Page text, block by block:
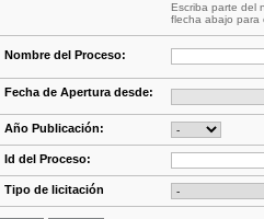
Escriba parte del
flecha abajo para
Nombre del Proceso:
Fecha de Apertura desde:
Año Publicación:
Id del Proceso:
Tipo de licitación